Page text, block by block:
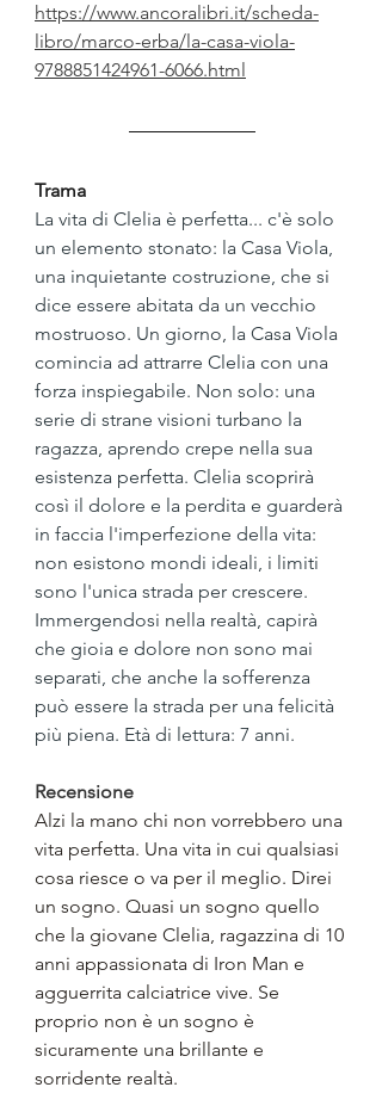
https://www.ancoralibri.it/scheda-
libro/marco-erba/la-casa-viola-
9788851424961-6066.html
Trama
La vita di Clelia è perfetta... c'è solo
un elemento stonato: la Casa Viola,
una inquietante costruzione, che si
dice essere abitata da un vecchio
mostruoso. Un giorno, la Casa Viola
comincia ad attrarre Clelia con una
forza inspiegabile. Non solo: una
serie di strane visioni turbano la
ragazza, aprendo crepe nella sua
esistenza perfetta. Clelia scoprirà
così il dolore e la perdita e guarderà
in faccia l'imperfezione della vita:
non esistono mondi ideali, i limiti
sono l'unica strada per crescere.
Immergendosi nella realtà, capirà
che gioia e dolore non sono mai
separati, che anche la sofferenza
può essere la strada per una felicità
più piena. Età di lettura: 7 anni.
Recensione
Alzi la mano chi non vorrebbero una
vita perfetta. Una vita in cui qualsiasi
cosa riesce o va per il meglio. Direi
un sogno. Quasi un sogno quello
che la giovane Clelia, ragazzina di 10
anni appassionata di Iron Man e
agguerrita calciatrice vive. Se
proprio non è un sogno è
sicuramente una brillante e
sorridente realtà.